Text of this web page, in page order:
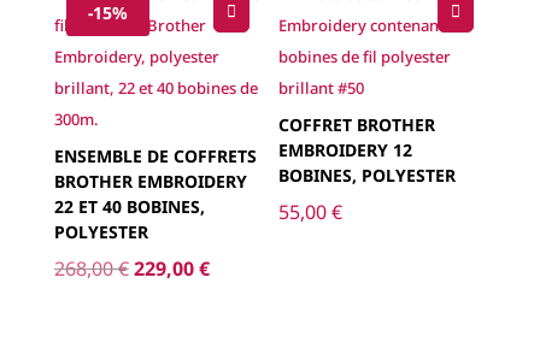
-15%
ENSEMBLE DE COFFRETS
BROTHER EMBROIDERY
22 ET 40 BOBINES,
POLYESTER
268,00€Le
229,00€Le
COFFRET BROTHER
EMBROIDERY 12
BOBINES, POLYESTER
55,00€